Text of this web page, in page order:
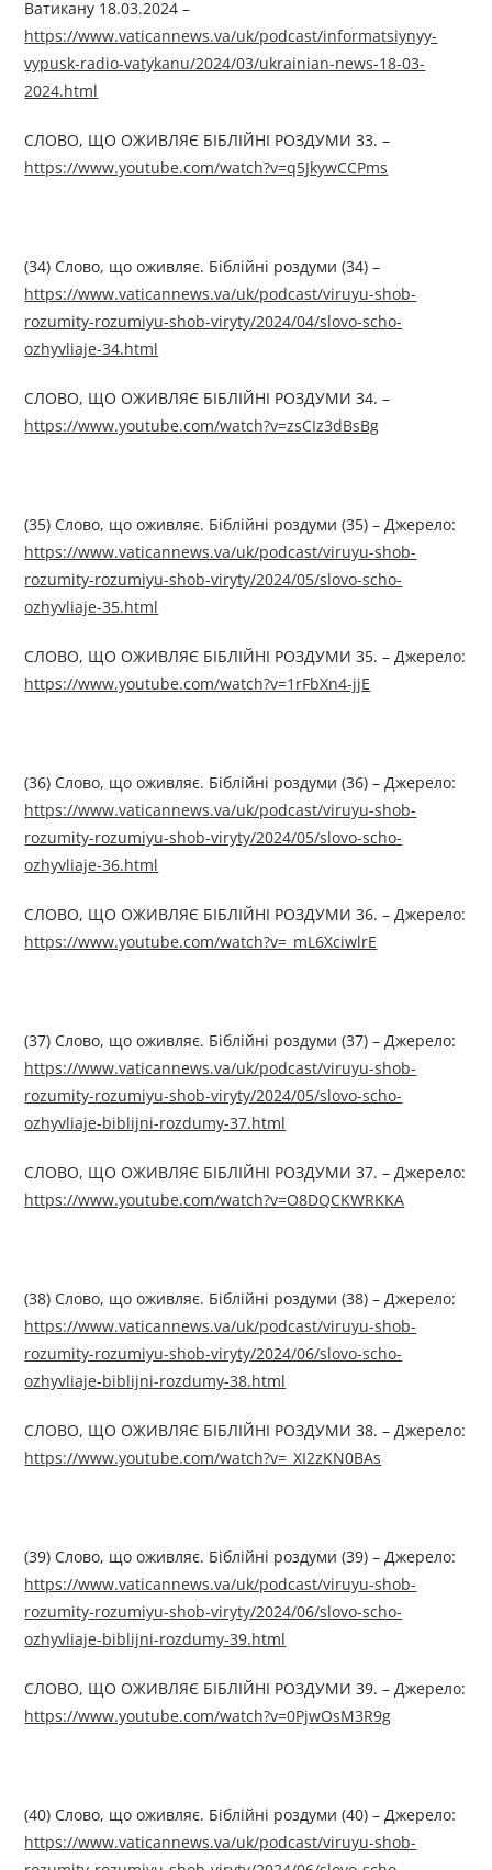
Ватикану 18.03.2024 –
https://www.vaticannews.va/uk/podcast/informatsiynyy-
vypusk-radio-vatykanu/2024/03/ukrainian-news-18-03-
2024.html
СЛОВО, ЩО ОЖИВЛЯЄ БІБЛІЙНІ РОЗДУМИ 33. –
https://www.youtube.com/watch?v=q5JkywCCPms
(34) Слово, що оживляє. Біблійні роздуми (34) –
https://www.vaticannews.va/uk/podcast/viruyu-shob-
rozumity-rozumiyu-shob-viryty/2024/04/slovo-scho-
ozhyvliaje-34.html
СЛОВО, ЩО ОЖИВЛЯЄ БІБЛІЙНІ РОЗДУМИ 34. –
https://www.youtube.com/watch?v=zsCIz3dBsBg
(35) Слово, що оживляє. Біблійні роздуми (35) – Джерелo:
https://www.vaticannews.va/uk/podcast/viruyu-shob-
rozumity-rozumiyu-shob-viryty/2024/05/slovo-scho-
ozhyvliaje-35.html
СЛОВО, ЩО ОЖИВЛЯЄ БІБЛІЙНІ РОЗДУМИ 35. – Джерелo:
https://www.youtube.com/watch?v=1rFbXn4-jjE
(36) Слово, що оживляє. Біблійні роздуми (36) – Джерелo:
https://www.vaticannews.va/uk/podcast/viruyu-shob-
rozumity-rozumiyu-shob-viryty/2024/05/slovo-scho-
ozhyvliaje-36.html
СЛОВО, ЩО ОЖИВЛЯЄ БІБЛІЙНІ РОЗДУМИ 36. – Джерелo:
https://www.youtube.com/watch?v=_mL6XciwlrE
(37) Слово, що оживляє. Біблійні роздуми (37) – Джерелo:
https://www.vaticannews.va/uk/podcast/viruyu-shob-
rozumity-rozumiyu-shob-viryty/2024/05/slovo-scho-
ozhyvliaje-biblijni-rozdumy-37.html
СЛОВО, ЩО ОЖИВЛЯЄ БІБЛІЙНІ РОЗДУМИ 37. – Джерелo:
https://www.youtube.com/watch?v=O8DQCKWRKKA
(38) Слово, що оживляє. Біблійні роздуми (38) – Джерелo:
https://www.vaticannews.va/uk/podcast/viruyu-shob-
rozumity-rozumiyu-shob-viryty/2024/06/slovo-scho-
ozhyvliaje-biblijni-rozdumy-38.html
СЛОВО, ЩО ОЖИВЛЯЄ БІБЛІЙНІ РОЗДУМИ 38. – Джерелo:
https://www.youtube.com/watch?v=_XI2zKN0BAs
(39) Слово, що оживляє. Біблійні роздуми (39) – Джерелo:
https://www.vaticannews.va/uk/podcast/viruyu-shob-
rozumity-rozumiyu-shob-viryty/2024/06/slovo-scho-
ozhyvliaje-biblijni-rozdumy-39.html
СЛОВО, ЩО ОЖИВЛЯЄ БІБЛІЙНІ РОЗДУМИ 39. – Джерелo:
https://www.youtube.com/watch?v=0PjwOsM3R9g
(40) Слово, що оживляє. Біблійні роздуми (40) – Джерелo:
https://www.vaticannews.va/uk/podcast/viruyu-shob-